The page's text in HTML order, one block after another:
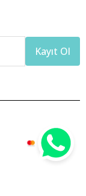
Kayıt Ol